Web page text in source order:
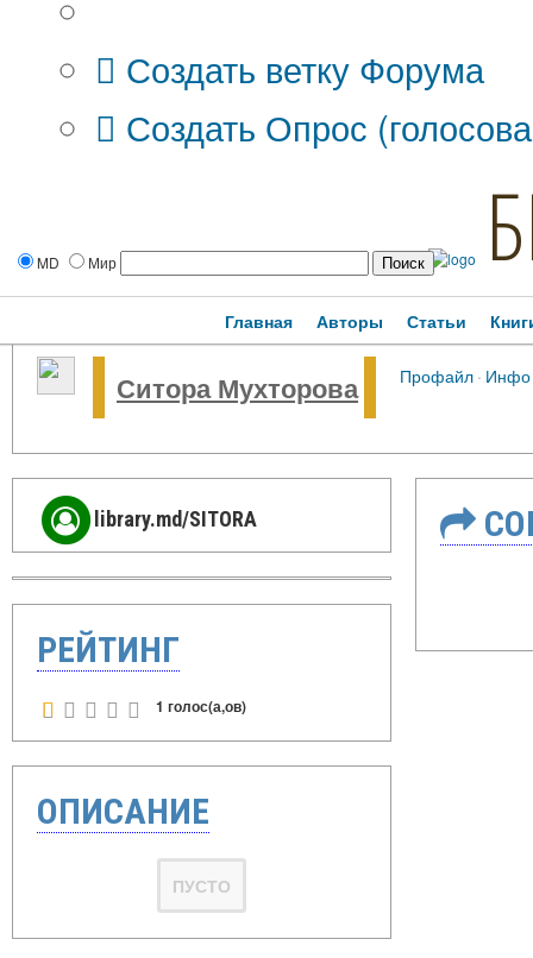
Создать ветку Форума
Создать Опрос
MD Мир
Главная Авторы Статьи
Ситора Мухторова Профайл· Инфо
library.md/SITORA
РЕЙТИНГ
1 голос(а,ов)
ОПИСАНИЕ
ПУСТО